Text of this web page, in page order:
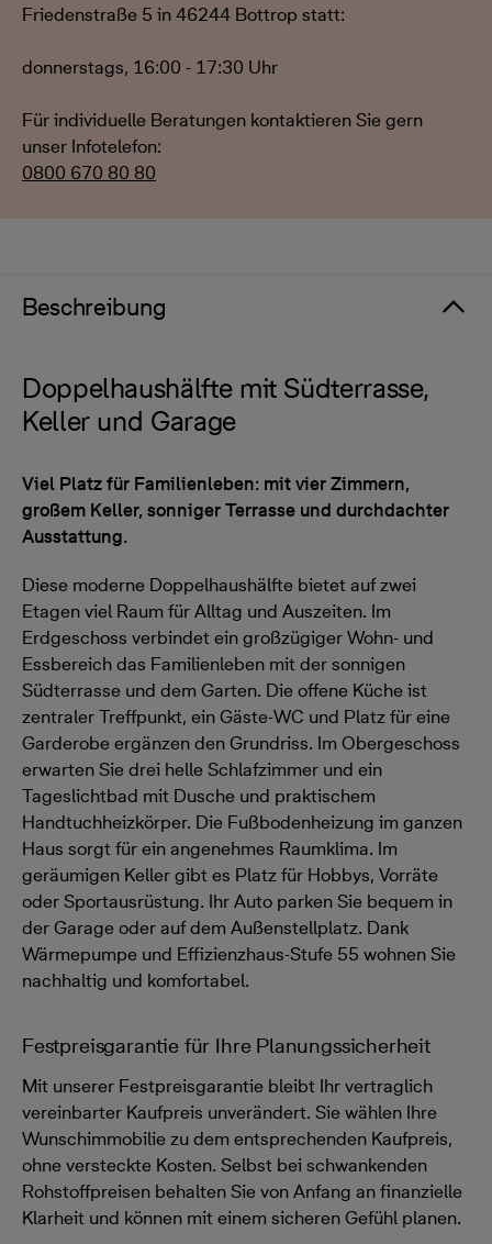
Friedenstraße 5 in 46244 Bottrop statt:
donnerstags, 16:00 - 17:30 Uhr
Für individuelle Beratungen kontaktieren Sie gern
unser Infotelefon:
0800 670 80 80
Beschreibung
Doppelhaushälfte mit Südterrasse,
Keller und Garage
Viel Platz für Familienleben: mit vier Zimmern,
großem Keller, sonniger Terrasse und durchdachter
Ausstattung.
Diese moderne Doppelhaushälfte bietet auf zwei
Etagen viel Raum für Alltag und Auszeiten. Im
Erdgeschoss verbindet ein großzügiger Wohn- und
Essbereich das Familienleben mit der sonnigen
Südterrasse und dem Garten. Die offene Küche ist
zentraler Treffpunkt, ein Gäste-WC und Platz für eine
Garderobe ergänzen den Grundriss. Im Obergeschoss
erwarten Sie drei helle Schlafzimmer und ein
Tageslichtbad mit Dusche und praktischem
Handtuchheizkörper. Die Fußbodenheizung im ganzen
Haus sorgt für ein angenehmes Raumklima. Im
geräumigen Keller gibt es Platz für Hobbys, Vorräte
oder Sportausrüstung. Ihr Auto parken Sie bequem in
der Garage oder auf dem Außenstellplatz. Dank
Wärmepumpe und Effizienzhaus-Stufe 55 wohnen Sie
nachhaltig und komfortabel.
Festpreisgarantie für Ihre Planungssicherheit
Mit unserer Festpreisgarantie bleibt Ihr vertraglich
vereinbarter Kaufpreis unverändert. Sie wählen Ihre
Wunschimmobilie zu dem entsprechenden Kaufpreis,
ohne versteckte Kosten. Selbst bei schwankenden
Rohstoffpreisen behalten Sie von Anfang an finanzielle
Klarheit und können mit einem sicheren Gefühl planen.